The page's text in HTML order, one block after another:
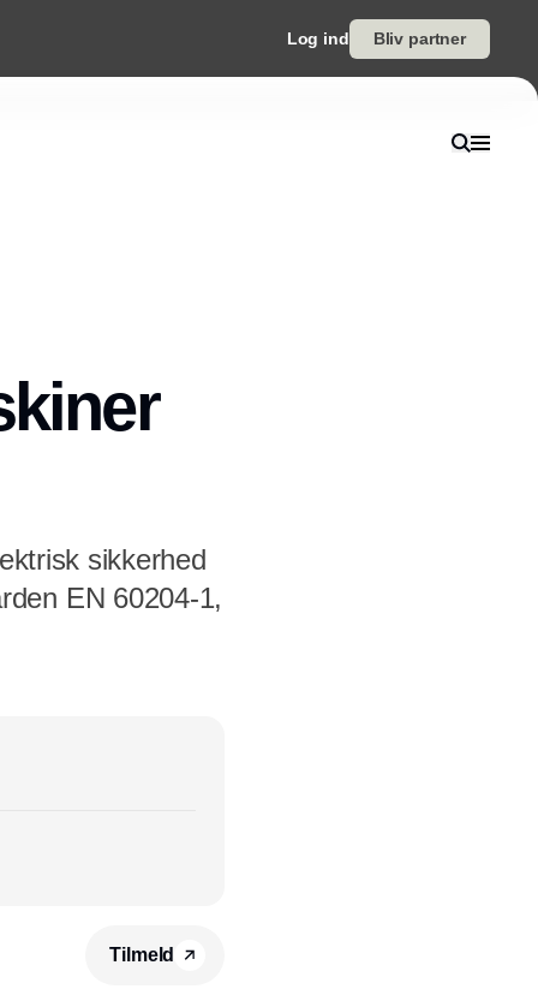
Log ind Bliv partner
sikkerhed
EN 60204-1,
Tilmeld